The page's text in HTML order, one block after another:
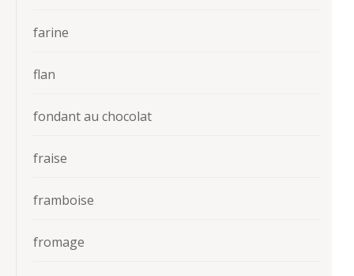
farine
flan
fondant au chocolat
fraise
framboise
fromage